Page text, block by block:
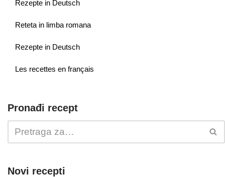
Rezepte in Deutsch
Reteta in limba romana
Rezepte in Deutsch
Les recettes en français
Pronađi recept
Novi recepti